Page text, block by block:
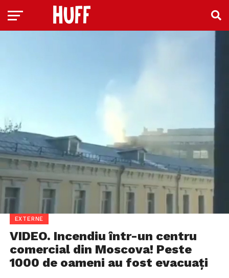
EXTERNE
VIDEO. Incendiu într-un centru
comercial din Moscova! Peste
1000 de oameni au fost evacuați